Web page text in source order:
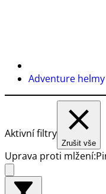
Adventure helmy
Aktivní filtry
Zrušit vše
Uprava proti mlžení: